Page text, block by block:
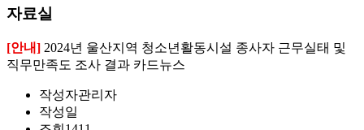
자료실
[안내] 2024년 울산지역 청소년활동시설 종사자 근무실태 및
직무만족도 조사 결과 카드뉴스
작성자관리자
작성일